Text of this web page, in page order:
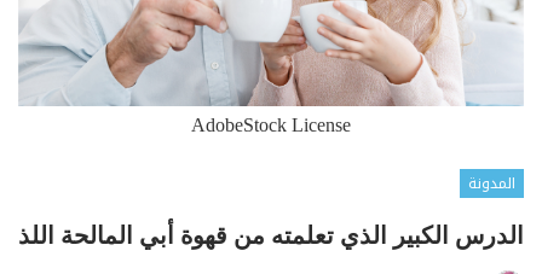
AdobeStock License
المدونة
الدرس الكبير الذي تعلمته من قهوة أبي المالحة